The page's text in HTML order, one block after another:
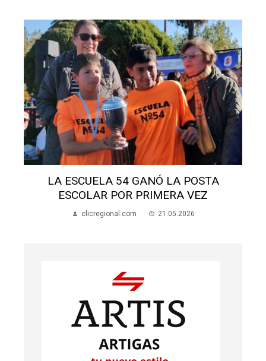
LA ESCUELA 54 GANÓ LA POSTA
ESCOLAR POR PRIMERA VEZ
clicregional.com 21.05.2026